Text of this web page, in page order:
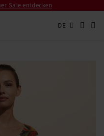
Sale entdecken
DE